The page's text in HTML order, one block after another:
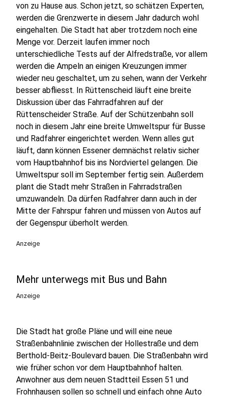
von zu Hause aus. Schon jetzt, so schätzen Experten,
werden die Grenzwerte in diesem Jahr dadurch wohl
eingehalten. Die Stadt hat aber trotzdem noch eine
Menge vor. Derzeit laufen immer noch
unterschiedliche Tests auf der Alfredstraße, vor allem
werden die Ampeln an einigen Kreuzungen immer
wieder neu geschaltet, um zu sehen, wann der Verkehr
besser abfliesst. In Rüttenscheid läuft eine breite
Diskussion über das Fahrradfahren auf der
Rüttenscheider Straße. Auf der Schützenbahn soll
noch in diesem Jahr eine breite Umweltspur für Busse
und Radfahrer eingerichtet werden. Wenn alles gut
läuft, dann können Essener demnächst relativ sicher
vom Hauptbahnhof bis ins Nordviertel gelangen. Die
Umweltspur soll im September fertig sein. Außerdem
plant die Stadt mehr Straßen in Fahrradstraßen
umzuwandeln. Da dürfen Radfahrer dann auch in der
Mitte der Fahrspur fahren und müssen von Autos auf
der Gegenspur überholt werden.
Anzeige
Mehr unterwegs mit Bus und Bahn
Anzeige
Die Stadt hat große Pläne und will eine neue
Straßenbahnlinie zwischen der Hollestraße und dem
Berthold-Beitz-Boulevard bauen. Die Straßenbahn wird
wie früher schon vor dem Hauptbahnhof halten.
Anwohner aus dem neuen Stadtteil Essen 51 und
Frohnhausen sollen so schnell und einfach ohne Auto